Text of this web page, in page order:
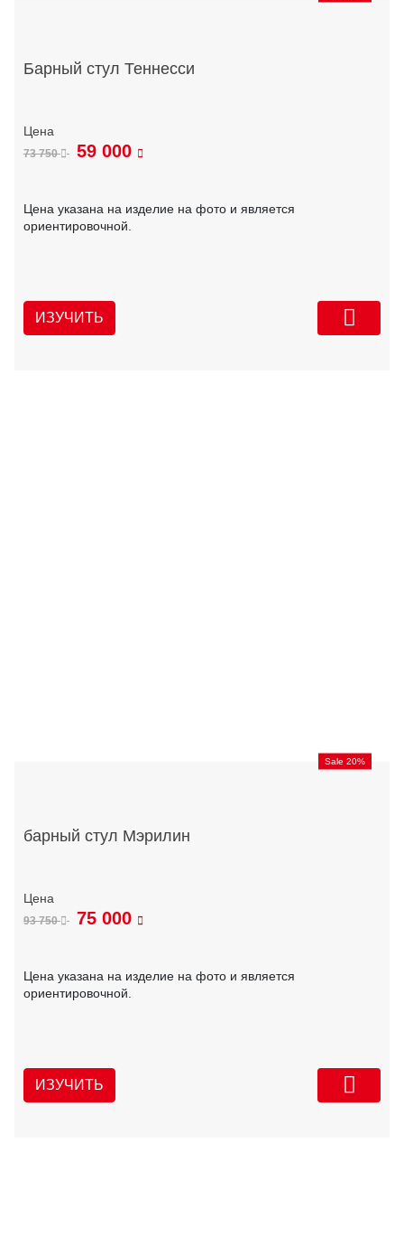
Барный стул Теннесси
73 750 59 000
Цена указана на изделие на фото и является
ориентировочной.
ИЗУЧИТЬ
Sale 20%
барный стул Мэрилин
93 750 75 000
Цена указана на изделие на фото и является
ориентировочной.
ИЗУЧИТЬ